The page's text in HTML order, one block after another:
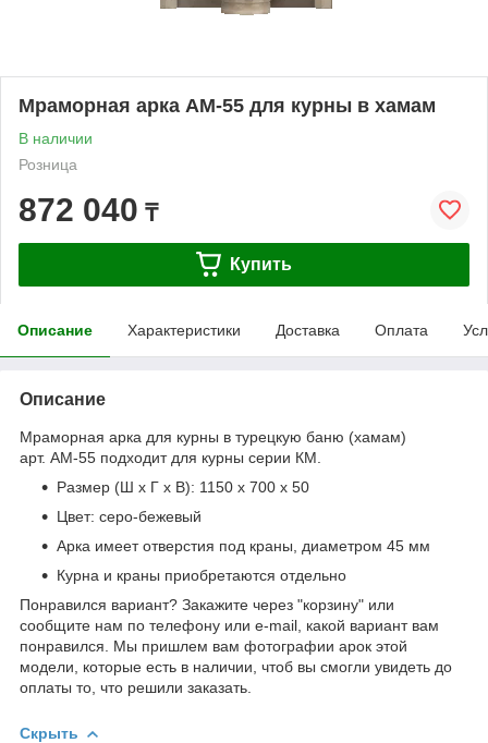
Мраморная арка АМ-55 для курны в хамам
В наличии
Розница
872 040 ₸
Купить
Описание Характеристики Доставка Оплата
Описание
Мраморная арка для курны в турецкую баню (хамам)
арт. АМ-55 подходит для курны серии КМ.
Размер (Ш х Г х В): 1150 х 700 х 50
Цвет: серо-бежевый
Арка имеет отверстия под краны, диаметром 45 мм
Курна и краны приобретаются отдельно
Понравился вариант? Закажите через "корзину" или
сообщите нам по телефону или e-mail, какой вариант вам
понравился. Мы пришлем вам фотографии арок этой
модели, которые есть в наличии, чтоб вы смогли увидеть до
оплаты то, что решили заказать.
Скрыть